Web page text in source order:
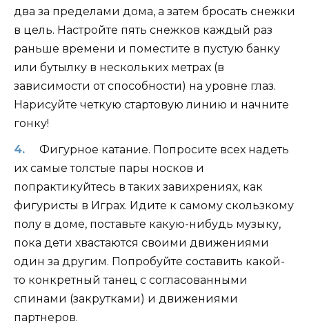
два за пределами дома, а затем бросать снежки
в цель. Настройте пять снежков каждый раз
раньше времени и поместите в пустую банку
или бутылку в нескольких метрах (в
зависимости от способности) на уровне глаз.
Нарисуйте четкую стартовую линию и начните
гонку!
Фигурное катание. Попросите всех надеть
их самые толстые пары носков и
попрактикуйтесь в таких завихрениях, как
фигуристы в Играх. Идите к самому скользкому
полу в доме, поставьте какую-нибудь музыку,
пока дети хвастаются своими движениями
один за другим. Попробуйте составить какой-
то конкретный танец с согласованными
спинами (закрутками) и движениями
партнеров.